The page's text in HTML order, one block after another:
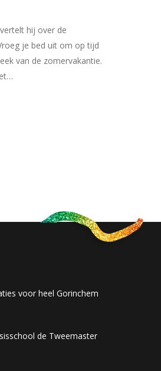
hij over de
je bed uit om op tijd
van de zomervakantie.
voor heel Gorinchem
de Tweemaster